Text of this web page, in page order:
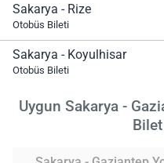
Sakarya - Rize
Otobüs Bileti
Sakarya - Koyulhisar
Otobüs Bileti
Uygun Sakarya -